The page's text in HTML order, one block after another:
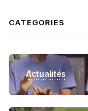
CATEGORIES
Actualités